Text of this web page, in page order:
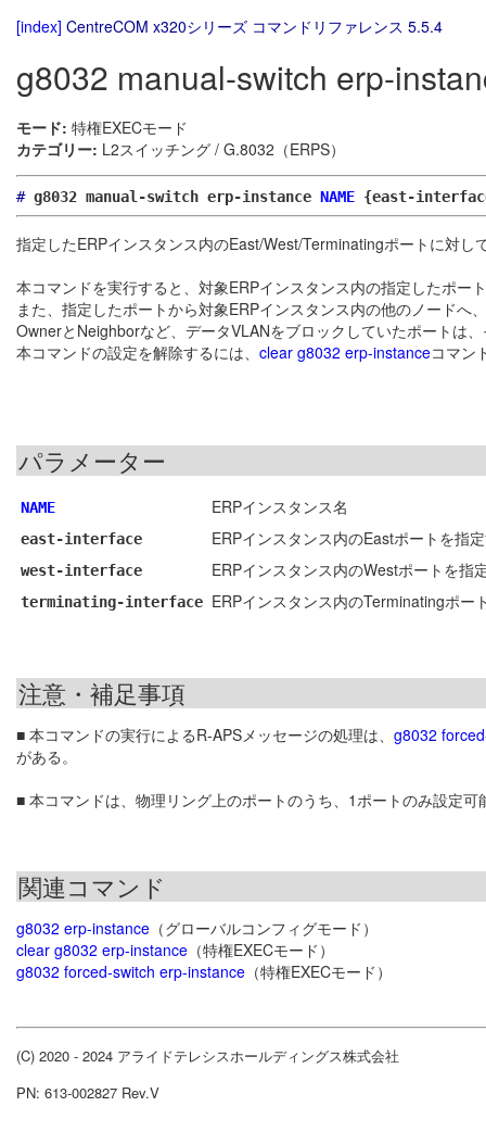
[index] CentreCOM x320シリーズ コマンドリファレンス 5.5.4
g8032 manual-switch erp-
モード: 特権EXECモード
カテゴリー: L2スイッチング / G.8032（ERPS）
# g8032 manual-switch erp-instance NAME {east-
指定したERPインスタンス内のEast/West/Terminatingポートに対
本コマンドを実行すると、対象ERPインスタンス内の指定したポー
また、指定したポートから対象ERPインスタンス内の他のノード
OwnerとNeighborなど、データVLANをブロックしていたポートは
本コマンドの設定を解除するには、 clear g8032 erp-instanceコマン
パラメーター
NAME ERPインスタンス名
east-interface ERPインスタンス内のEastポートを指
west-interface ERPインスタンス内のWestポートを指
terminating-interface ERPインスタンス内のTerminatingポー
注意・補足事項
■ 本コマンドの実行によるR-APSメッセージの処理は、 g8032
がある。
■ 本コマンドは、物理リング上のポートのうち、1ポートのみ設定可
関連コマンド
g8032 erp-instance （グローバルコンフィグモード）
clear g8032 erp-instance （特権EXECモード）
g8032 forced-switch erp-instance （特権EXECモード）
(C) 2020 - 2024 アライドテレシスホールディングス株式会社
PN: 613-002827 Rev.V